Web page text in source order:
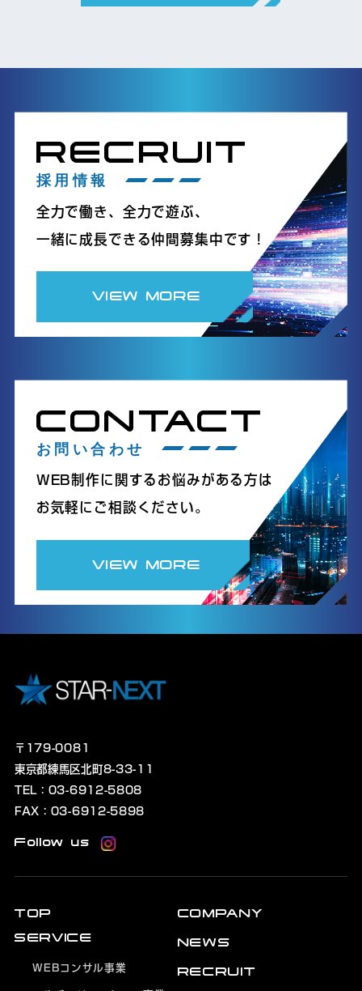
RECRUIT
採用情報
全力で働き、全力で遊ぶ、
一緒に成長できる仲間募集中です！
VIEW MORE
CONTACT
お問い合わせ
WEB制作に関するお悩みがある方は
お気軽にご相談ください。
VIEW MORE
〒179-0081
東京都練馬区北町8-33-11
TEL：03-6912-5808
FAX：03-6912-5898
Follow us
TOP
SERVICE
WEBコンサル事業
COMPANY
NEWS
RECRUIT